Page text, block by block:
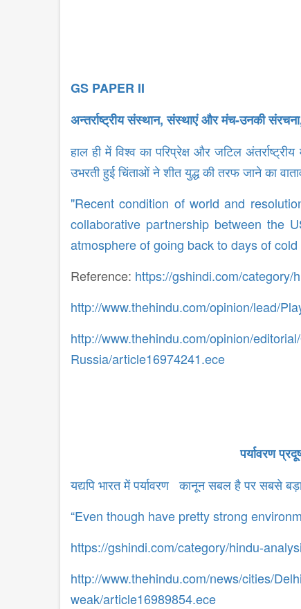
GS PAPER II
अन्तर्राष्ट्रीय संस्थान, संस्थाएं और मंच-उनकी
हाल ही में विश्व का परिप्रेक्ष और जटिल
उभरती हुई चिंताओं ने शीत युद्ध की तरफ जाने का
"Recent condition of world and
collaborative partnership between the
atmosphere of going back to days of
Reference: https://gshindi.com/category/
http://www.thehindu.com/opinion/lead/
http://www.thehindu.com/opinion/
Russia/article16974241.ece
पर्यावरण
यद्यपि भारत में पर्यावरण कानून सबल है पर सबसे
“Even though have pretty strong
https://gshindi.com/category/hindu-
http://www.thehindu.com/news/cities/
weak/article16989854.ece